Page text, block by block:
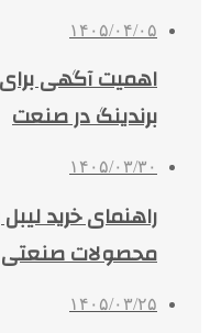
۱۴۰۵/۰۴/۰۵
اهمیت آگهی
برندینگ در صنعت
۱۴۰۵/۰۳/۳۰
راهنمای خرید
محصولات صنعتی
۱۴۰۵/۰۳/۲۵